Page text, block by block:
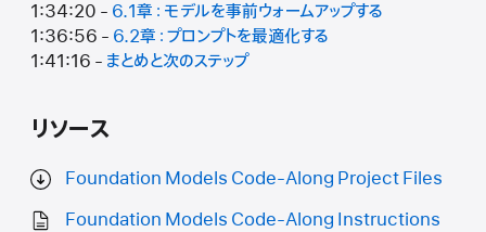
1:34:20 - 6.1章：モデルを事前ウォームアップする
1:36:56 - 6.2章：プロンプトを最適化する
1:41:16 - まとめと次のステップ
リソース
Foundation Models Code-Along Project Files
Foundation Models Code-Along Instructions